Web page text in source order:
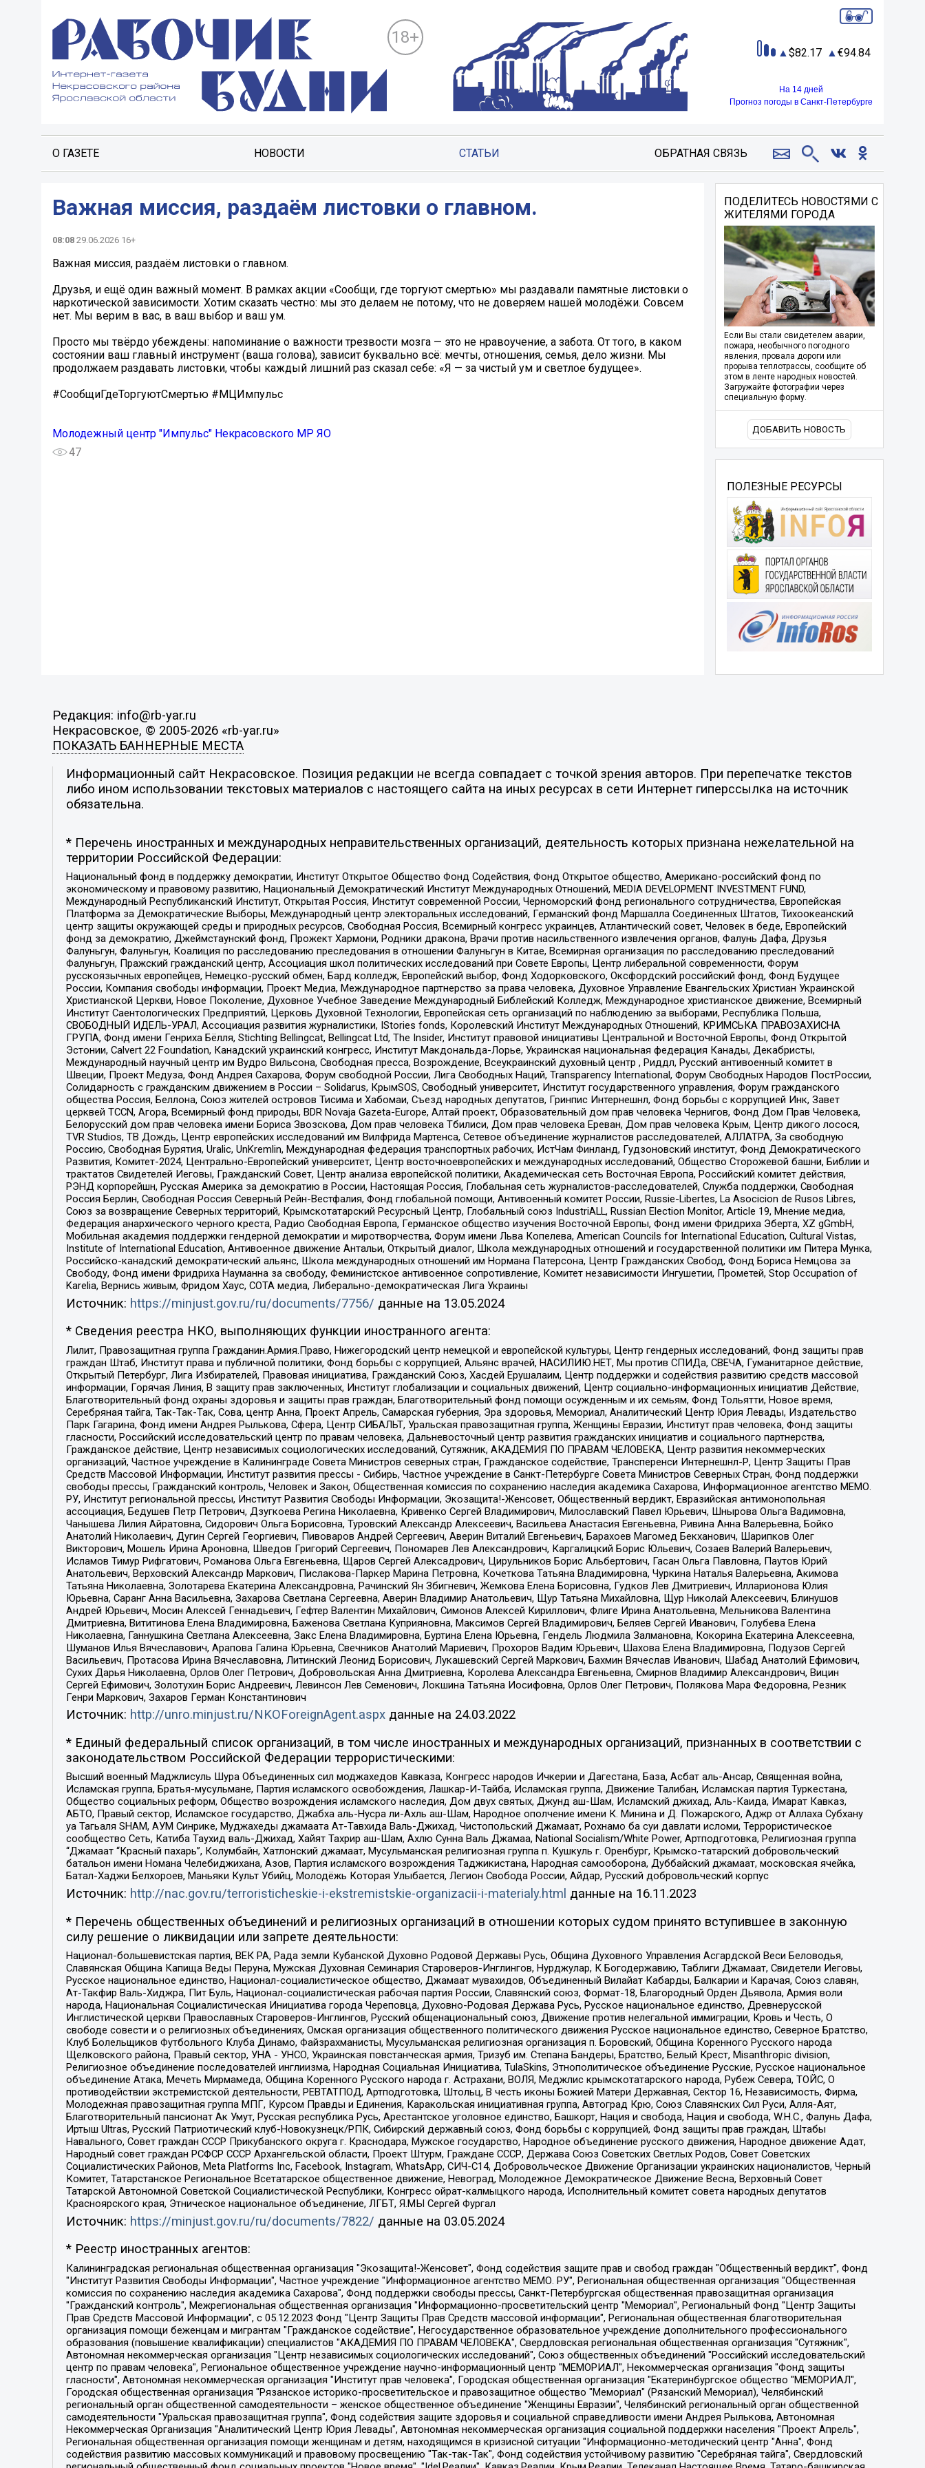
18+
82.17 94.84
На 14 дней
Прогноз погоды в Санкт-Петербурге
О ГАЗЕТЕ НОВОСТИ СТАТЬИ ОБРАТНАЯ СВЯЗЬ
Важная миссия, раздаём листовки о главном.
08:08 29.06.2026 16+
Важная миссия, раздаём листовки о главном.
Друзья, и ещё один важный момент. В рамках акции «Сообщи, где торгуют смертью» мы раздавали памятные листовки о
наркотической зависимости. Хотим сказать честно: мы это делаем не потому, что не доверяем нашей молодёжи. Совсем
нет. Мы верим в вас, в ваш выбор и ваш ум.
Просто мы твёрдо убеждены: напоминание о важности трезвости мозга — это не нравоучение, а забота. От того, в каком
состоянии ваш главный инструмент (ваша голова), зависит буквально всё: мечты, отношения, семья, дело жизни. Мы
продолжаем раздавать листовки, чтобы каждый лишний раз сказал себе: «Я — за чистый ум и светлое будущее».
#СообщиГдеТоргуютСмертью #МЦИмпульс
Молодежный центр "Импульс" Некрасовского МР ЯО
47
ПОДЕЛИТЕСЬ НОВОСТЯМИ С
ЖИТЕЛЯМИ ГОРОДА
Если Вы стали свидетелем аварии,
пожара, необычного погодного
явления, провала дороги или
прорыва теплотрассы, сообщите об
этом в ленте народных новостей.
Загружайте фотографии через
специальную форму.
ДОБАВИТЬ НОВОСТЬ
ПОЛЕЗНЫЕ РЕСУРСЫ
Редакция: info@rb-yar.ru
Некрасовское, © 2005-2026 «rb-yar.ru»
ПОКАЗАТЬ БАННЕРНЫЕ МЕСТА
Информационный сайт Некрасовское. Позиция редакции не всегда совпадает с точкой зрения авторов. При перепечатке текстов
либо ином использовании текстовых материалов с настоящего сайта на иных ресурсах в сети Интернет гиперссылка на источник
обязательна.
* Перечень иностранных и международных неправительственных организаций, деятельность которых признана нежелательной на
территории Российской Федерации:
Национальный фонд в поддержку демократии, Институт Открытое Общество Фонд Содействия, Фонд Открытое общество, Американо-российский фонд по
экономическому и правовому развитию, Национальный Демократический Институт Международных Отношений, MEDIA DEVELOPMENT INVESTMENT FUND,
Международный Республиканский Институт, Открытая Россия, Институт современной России, Черноморский фонд регионального сотрудничества, Европейская
Платформа за Демократические Выборы, Международный центр электоральных исследований, Германский фонд Маршалла Соединенных Штатов, Тихоокеанский
центр защиты окружающей среды и природных ресурсов, Свободная Россия, Всемирный конгресс украинцев, Атлантический совет, Человек в беде, Европейский
фонд за демократию, Джеймстаунский фонд, Прожект Хармони, Родники дракона, Врачи против насильственного извлечения органов, Фалунь Дафа, Друзья
Фалуньгун, Фалуньгун, Коалиция по расследованию преследования в отношении Фалуньгун в Китае, Всемирная организация по расследованию преследований
Фалуньгун, Пражский гражданский центр, Ассоциация школ политических исследований при Совете Европы, Центр либеральной современности, Форум
русскоязычных европейцев, Немецко-русский обмен, Бард колледж, Европейский выбор, Фонд Ходорковского, Оксфордский российский фонд, Фонд Будущее
России, Компания свободы информации, Проект Медиа, Международное партнерство за права человека, Духовное Управление Евангельских Христиан Украинской
Христианской Церкви, Новое Поколение, Духовное Учебное Заведение Международный Библейский Колледж, Международное христианское движение, Всемирный
Институт Саентологических Предприятий, Церковь Духовной Технологии, Европейская сеть организаций по наблюдению за выборами, Республика Польша,
СВОБОДНЫЙ ИДЕЛЬ-УРАЛ, Ассоциация развития журналистики, IStories fonds, Королевский Институт Международных Отношений, КРИМСЬКА ПРАВОЗАХИСНА
ГРУПА, Фонд имени Генриха Бёлля, Stichting Bellingcat, Bellingcat Ltd, The Insider, Институт правовой инициативы Центральной и Восточной Европы, Фонд Открытой
Эстонии, Calvert 22 Foundation, Канадский украинский конгресс, Институт Макдональда-Лорье, Украинская национальная федерация Канады, Декабристы,
Международный научный центр им Вудро Вильсона, Свободная пресса, Возрождение, Всеукраинский духовный центр , Риддл, Русский антивоенный комитет в
Швеции, Проект Медуза, Фонд Андрея Сахарова, Форум свободной России, Лига Свободных Наций, Transparеncy International, Форум Свободных Народов ПостРоссии,
Солидарность с гражданским движением в России – Solidarus, КрымSOS, Свободный университет, Институт государственного управления, Форум гражданского
общества Россия, Беллона, Союз жителей островов Тисима и Хабомаи, Съезд народных депутатов, Гринпис Интернешнл, Фонд борьбы с коррупцией Инк, Завет
церквей TCCN, Агора, Всемирный фонд природы, BDR Novaja Gazeta-Europe, Алтай проект, Образовательный дом прав человека Чернигов, Фонд Дом Прав Человека,
Белорусский дом прав человека имени Бориса Звозскова, Дом прав человека Тбилиси, Дом прав человека Ереван, Дом прав человека Крым, Центр дикого лосося,
TVR Studios, ТВ Дождь, Центр европейских исследований им Вилфрида Мартенса, Сетевое объединение журналистов расследователей, АЛЛАТРА, За свободную
Россию, Свободная Бурятия, Uralic, UnKremlin, Международная федерация транспортных рабочих, ИстЧам Финланд, Гудзоновский институт, Фонд Демократического
Развития, Комитет-2024, Центрально-Европейский университет, Центр восточноевропейских и международных исследований, Общество Сторожевой башни, Библии и
трактатов Свидетелей Иеговы, Гражданский Совет, Центр анализа европейской политики, Академическая сеть Восточная Европа, Российский комитет действия,
РЭНД корпорейшн, Русская Америка за демократию в России, Настоящая Россия, Глобальная сеть журналистов-расследователей, Служба поддержки, Свободная
Россия Берлин, Свободная Россия Северный Рейн-Вестфалия, Фонд глобальной помощи, Антивоенный комитет России, Russie-Libertes, La Asocicion de Rusos Libres,
Союз за возвращение Северных территорий, Крымскотатарский Ресурсный Центр, Глобальный союз IndustriALL, Russian Election Monitor, Article 19, Мнение медиа,
Федерация анархического черного креста, Радио Свободная Европа, Германское общество изучения Восточной Европы, Фонд имени Фридриха Эберта, XZ gGmbH,
Мобильная академия поддержки гендерной демократии и миротворчества, Форум имени Льва Копелева, American Councils for International Education, Cultural Vistas,
Institute of International Education, Антивоенное движение Антальи, Открытый диалог, Школа международных отношений и государственной политики им Питера Мунка,
Российско-канадский демократический альянс, Школа международных отношений им Нормана Патерсона, Центр Гражданских Свобод, Фонд Бориса Немцова за
Свободу, Фонд имени Фридриха Науманна за свободу, Феминистское антивоенное сопротивление, Комитет независимости Ингушетии, Прометей, Stop Occupation of
Karelia, Вернись живым, Фридом Хаус, СОТА медиа, Либерально-демократическая Лига Украины
Источник: https://minjust.gov.ru/ru/documents/7756/ данные на 13.05.2024
* Сведения реестра НКО, выполняющих функции иностранного агента:
Лилит, Правозащитная группа Гражданин.Армия.Право, Нижегородский центр немецкой и европейской культуры, Центр гендерных исследований, Фонд защиты прав
граждан Штаб, Институт права и публичной политики, Фонд борьбы с коррупцией, Альянс врачей, НАСИЛИЮ.НЕТ, Мы против СПИДа, СВЕЧА, Гуманитарное действие,
Открытый Петербург, Лига Избирателей, Правовая инициатива, Гражданский Союз, Хасдей Ерушалаим, Центр поддержки и содействия развитию средств массовой
информации, Горячая Линия, В защиту прав заключенных, Институт глобализации и социальных движений, Центр социально-информационных инициатив Действие,
Благотворительный фонд охраны здоровья и защиты прав граждан, Благотворительный фонд помощи осужденным и их семьям, Фонд Тольятти, Новое время,
Серебряная тайга, Так-Так-Так, Сова, центр Анна, Проект Апрель, Самарская губерния, Эра здоровья, Мемориал, Аналитический Центр Юрия Левады, Издательство
Парк Гагарина, Фонд имени Андрея Рылькова, Сфера, Центр СИБАЛЬТ, Уральская правозащитная группа, Женщины Евразии, Институт прав человека, Фонд защиты
гласности, Российский исследовательский центр по правам человека, Дальневосточный центр развития гражданских инициатив и социального партнерства,
Гражданское действие, Центр независимых социологических исследований, Сутяжник, АКАДЕМИЯ ПО ПРАВАМ ЧЕЛОВЕКА, Центр развития некоммерческих
организаций, Частное учреждение в Калининграде Совета Министров северных стран, Гражданское содействие, Трансперенси Интернешнл-Р, Центр Защиты Прав
Средств Массовой Информации, Институт развития прессы - Сибирь, Частное учреждение в Санкт-Петербурге Совета Министров Северных Стран, Фонд поддержки
свободы прессы, Гражданский контроль, Человек и Закон, Общественная комиссия по сохранению наследия академика Сахарова, Информационное агентство МЕМО.
РУ, Институт региональной прессы, Институт Развития Свободы Информации, Экозащита!-Женсовет, Общественный вердикт, Евразийская антимонопольная
ассоциация, Бедушев Петр Петрович, Дзугкоева Регина Николаевна, Кривенко Сергей Владимирович, Милославский Павел Юрьевич, Шнырова Ольга Вадимовна,
Чанышева Лилия Айратовна, Сидорович Ольга Борисовна, Туровский Александр Алексеевич, Васильева Анастасия Евгеньевна, Ривина Анна Валерьевна, Бойко
Анатолий Николаевич, Дугин Сергей Георгиевич, Пивоваров Андрей Сергеевич, Аверин Виталий Евгеньевич, Барахоев Магомед Бекханович, Шарипков Олег
Викторович, Мошель Ирина Ароновна, Шведов Григорий Сергеевич, Пономарев Лев Александрович, Каргалицкий Борис Юльевич, Созаев Валерий Валерьевич,
Исламов Тимур Рифгатович, Романова Ольга Евгеньевна, Щаров Сергей Алексадрович, Цирульников Борис Альбертович, Гасан Ольга Павловна, Паутов Юрий
Анатольевич, Верховский Александр Маркович, Пислакова-Паркер Марина Петровна, Кочеткова Татьяна Владимировна, Чуркина Наталья Валерьевна, Акимова
Татьяна Николаевна, Золотарева Екатерина Александровна, Рачинский Ян Збигневич, Жемкова Елена Борисовна, Гудков Лев Дмитриевич, Илларионова Юлия
Юрьевна, Саранг Анна Васильевна, Захарова Светлана Сергеевна, Аверин Владимир Анатольевич, Щур Татьяна Михайловна, Щур Николай Алексеевич, Блинушов
Андрей Юрьевич, Мосин Алексей Геннадьевич, Гефтер Валентин Михайлович, Симонов Алексей Кириллович, Флиге Ирина Анатольевна, Мельникова Валентина
Дмитриевна, Вититинова Елена Владимировна, Баженова Светлана Куприяновна, Максимов Сергей Владимирович, Беляев Сергей Иванович, Голубева Елена
Николаевна, Ганнушкина Светлана Алексеевна, Закс Елена Владимировна, Буртина Елена Юрьевна, Гендель Людмила Залмановна, Кокорина Екатерина Алексеевна,
Шуманов Илья Вячеславович, Арапова Галина Юрьевна, Свечников Анатолий Мариевич, Прохоров Вадим Юрьевич, Шахова Елена Владимировна, Подузов Сергей
Васильевич, Протасова Ирина Вячеславовна, Литинский Леонид Борисович, Лукашевский Сергей Маркович, Бахмин Вячеслав Иванович, Шабад Анатолий Ефимович,
Сухих Дарья Николаевна, Орлов Олег Петрович, Добровольская Анна Дмитриевна, Королева Александра Евгеньевна, Смирнов Владимир Александрович, Вицин
Сергей Ефимович, Золотухин Борис Андреевич, Левинсон Лев Семенович, Локшина Татьяна Иосифовна, Орлов Олег Петрович, Полякова Мара Федоровна, Резник
Генри Маркович, Захаров Герман Константинович
Источник: http://unro.minjust.ru/NKOForeignAgent.aspxданные на 24.03.2022
* Единый федеральный список организаций, в том числе иностранных и международных организаций, признанных в соответствии с
законодательством Российской Федерации террористическими:
Высший военный Маджлисуль Шура Объединенных сил моджахедов Кавказа, Конгресс народов Ичкерии и Дагестана, База, Асбат аль-Ансар, Священная война,
Исламская группа, Братья-мусульмане, Партия исламского освобождения, Лашкар-И-Тайба, Исламская группа, Движение Талибан, Исламская партия Туркестана,
Общество социальных реформ, Общество возрождения исламского наследия, Дом двух святых, Джунд аш-Шам, Исламский джихад, Аль-Каида, Имарат Кавказ,
АБТО, Правый сектор, Исламское государство, Джабха аль-Нусра ли-Ахль аш-Шам, Народное ополчение имени К. Минина и Д. Пожарского, Аджр от Аллаха Субхану
уа Тагьаля SHAM, АУМ Синрике, Муджахеды джамаата Ат-Тавхида Валь-Джихад, Чистопольский Джамаат, Рохнамо ба суи давлати исломи, Террористическое
сообщество Сеть, Катиба Таухид валь-Джихад, Хайят Тахрир аш-Шам, Ахлю Сунна Валь Джамаа, National Socialism/White Power, Артподготовка, Религиозная группа
“Джамаат “Красный пахарь”, Колумбайн, Хатлонский джамаат, Мусульманская религиозная группа п. Кушкуль г. Оренбург, Крымско-татарский добровольческий
батальон имени Номана Челебиджихана, Азов, Партия исламского возрождения Таджикистана, Народная самооборона, Дуббайский джамаат, московская ячейка,
Батал-Хаджи Белхороев, Маньяки Культ Убийц, Молодёжь Которая Улыбается, Легион Свобода России, Айдар, Русский добровольческий корпус
Источник: http://nac.gov.ru/terroristicheskie-i-ekstremistskie-organizacii-i-materialy.html данные на 16.11.2023
* Перечень общественных объединений и религиозных организаций в отношении которых судом принято вступившее в законную
силу решение о ликвидации или запрете деятельности:
Национал-большевистская партия, ВЕК РА, Рада земли Кубанской Духовно Родовой Державы Русь, Община Духовного Управления Асгардской Веси Беловодья,
Славянская Община Капища Веды Перуна, Мужская Духовная Семинария Староверов-Инглингов, Нурджулар, К Богодержавию, Таблиги Джамаат, Свидетели Иеговы,
Русское национальное единство, Национал-социалистическое общество, Джамаат мувахидов, Объединенный Вилайат Кабарды, Балкарии и Карачая, Союз славян,
Ат-Такфир Валь-Хиджра, Пит Буль, Национал-социалистическая рабочая партия России, Славянский союз, Формат-18, Благородный Орден Дьявола, Армия воли
народа, Национальная Социалистическая Инициатива города Череповца, Духовно-Родовая Держава Русь, Русское национальное единство, Древнерусской
Инглистической церкви Православных Староверов-Инглингов, Русский общенациональный союз, Движение против нелегальной иммиграции, Кровь и Честь, О
свободе совести и о религиозных объединениях, Омская организация общественного политического движения Русское национальное единство, Северное Братство,
Клуб Болельщиков Футбольного Клуба Динамо, Файзрахманисты, Мусульманская религиозная организация п. Боровский, Община Коренного Русского народа
Щелковского района, Правый сектор, УНА - УНСО, Украинская повстанческая армия, Тризуб им. Степана Бандеры, Братство, Белый Крест, Misanthropic division,
Религиозное объединение последователей инглиизма, Народная Социальная Инициатива, TulaSkins, Этнополитическое объединение Русские, Русское национальное
объединение Атака, Мечеть Мирмамеда, Община Коренного Русского народа г. Астрахани, ВОЛЯ, Меджлис крымскотатарского народа, Рубеж Севера, ТОЙС, О
противодействии экстремистской деятельности, РЕВТАТПОД, Артподготовка, Штольц, В честь иконы Божией Матери Державная, Сектор 16, Независимость, Фирма,
Молодежная правозащитная группа МПГ, Курсом Правды и Единения, Каракольская инициативная группа, Автоград Крю, Союз Славянских Сил Руси, Алля-Аят,
Благотворительный пансионат Ак Умут, Русская республика Русь, Арестантское уголовное единство, Башкорт, Нация и свобода, Нация и свобода, W.H.С., Фалунь Дафа,
Иртыш Ultras, Русский Патриотический клуб-Новокузнецк/РПК, Сибирский державный союз, Фонд борьбы с коррупцией, Фонд защиты прав граждан, Штабы
Навального, Совет граждан СССР Прикубанского округа г. Краснодара, Мужское государство, Народное объединение русского движения, Народное движение Адат,
Народный совет граждан РСФСР СССР Архангельской области, Проект Штурм, Граждане СССР, Держава Союз Советских Светлых Родов, Совет Советских
Социалистических Районов, Meta Platforms Inc, Facebook, Instagram, WhatsApp, СИЧ-С14, Добровольческое Движение Организации украинских националистов, Черный
Комитет, Татарстанское Региональное Всетатарское общественное движение, Невоград, Молодежное Демократическое Движение Весна, Верховный Совет
Татарской Автономной Советской Социалистической Республики, Конгресс ойрат-калмыцкого народа, Исполнительный комитет совета народных депутатов
Красноярского края, Этническое национальное объединение, ЛГБТ, Я.МЫ Сергей Фургал
Источник: https://minjust.gov.ru/ru/documents/7822/ данные на 03.05.2024
* Реестр иностранных агентов:
Калининградская региональная общественная организация "Экозащита!-Женсовет", Фонд содействия защите прав и свобод граждан "Общественный вердикт", Фонд "Институт Развития Свободы Информации", Частное учреждение "Информационное агентство МЕМО. РУ", Региональная общественная организация "Общественная комиссия по сохранению наследия академика Сахарова", Фонд поддержки свободы прессы, Санкт-Петербургская общественная правозащитная организация "Гражданский контроль", Межрегиональная общественная организация "Информационно-просветительский центр "Мемориал", Региональный Фонд "Центр Защиты Прав Средств Массовой Информации", с 05.12.2023 Фонд "Центр Защиты Прав Средств массовой информации", Региональная общественная благотворительная организация помощи беженцам и мигрантам "Гражданское содействие", Негосударственное образовательное учреждение дополнительного профессионального образования (повышение квалификации) специалистов "АКАДЕМИЯ ПО ПРАВАМ ЧЕЛОВЕКА", Свердловская региональная общественная организация "Сутяжник", Автономная некоммерческая организация "Центр независимых социологических исследований", Союз общественных объединений "Российский исследовательский центр по правам человека", Региональное общественное учреждение научно-информационный центр "МЕМОРИАЛ", Некоммерческая организация "Фонд защиты гласности", Автономная некоммерческая организация "Институт прав человека", Городская общественная организация "Екатеринбургское общество "МЕМОРИАЛ", Городская общественная организация "Рязанское историко-просветительское и правозащитное общество "Мемориал" (Рязанский Мемориал), Челябинский региональный орган общественной самодеятельности – женское общественное объединение "Женщины Евразии", Челябинский региональный орган общественной самодеятельности "Уральская правозащитная группа", Фонд содействия защите здоровья и социальной справедливости имени Андрея Рылькова, Автономная Некоммерческая Организация "Аналитический Центр Юрия Левады", Автономная некоммерческая организация социальной поддержки населения "Проект Апрель", Региональная общественная организация помощи женщинам и детям, находящимся в кризисной ситуации "Информационно-методический центр "Анна", Фонд содействия развитию массовых коммуникаций и правовому просвещению "Так-так-Так", Фонд содействия устойчивому развитию "Серебряная тайга", Свердловский региональный общественный фонд социальных проектов "Новое время", "Idel.Реалии", Кавказ.Реалии, Крым.Реалии, Телеканал Настоящее Время, Татаро-башкирская служба Радио Свобода (Azatliq Radiosi), Радио Свободная Европа/Радио Свобода (PCE/PC), "Сибирь.Реалии", "Фактограф", Благотворительный фонд помощи осужденным и их семьям, Автономная некоммерческая организация "Институт глобализации и социальных движений", Фонд "В защиту прав заключенных", Частное учреждение "Центр поддержки и содействия развитию средств массовой информации", Пензенский региональный общественный благотворительный фонд "Гражданский союз", "Север.Реалии", Некоммерческая организация Фонд "Правовая инициатива", Общество с ограниченной ответственностью "Радио Свободная Европа/Радио Свобода", Чешское информационное агентство "MEDIUM-ORIENT", Красноярская региональная общественная организация "Мы против СПИДа", Камалягин Денис Николаевич, Маркелов Сергей Евгеньевич, Пономарев Лев Александрович, Савицкая Людмила Алексеевна, Автономная некоммерческая организация "Центр по работе с проблемой насилия "НАСИЛИЮ.НЕТ", Межрегиональный профессиональный союз работников здравоохранения "Альянс врачей", Юридическое лицо, зарегистрированное в Латвийской Республике, SIA "Medusa Project" (регистрационный номер 40103797863, дата регистрации 10.06.2014), Некоммерческая организация "Фонд по борьбе с коррупцией", Автономная некоммерческая организация "Институт права и публичной политики", Баданин Роман Сергеевич, Гликин Максим Александрович, Железнова Мария Михайловна, Лукьянова Юлия Сергеевна, Маетная Елизавета Витальевна, Маняхин Петр Борисович, Чуракова Ольга Владимировна, Ярош Юлия Петровна, Юридическое лицо "The Insider SIA", зарегистрированное в Риге, Латвийская Республика (дата регистрации 26.06.2015), являющееся администратором доменного имени интернет-издания "The Insider SIA", https://theins.ru, Постернак Алексей Евгеньевич, Рубин Михаил Аркадьевич, Анин Роман Александрович, Юридическое лицо Istories fonds, зарегистрированное в Латвийской Республике (регистрационный номер 50008295751, дата регистрации 24.02.2020), Великовский Дмитрий Александрович, Долинина Ирина Николаевна, Мароховская Алеся Алексеевна, Шлейнов Роман Юрьевич, Шмагун Олеся Валентиновна, Общество с ограниченной ответственностью "Альтаир 2021", Общество с ограниченной ответственностью "Вега 2021", Общество с ограниченной ответственностью "Главный редактор 2021", Общество с ограниченной ответственностью "Ромашки монолит", Важенков Артем Валерьевич, Ивановская областная общественная организация "Центр гендерных исследований", Гурман Юрий Альбертович, Медиапроект "ОВД-Инфо", Егоров Владимир Владимирович, Жилинский Владимир Александрович, Общество с ограниченной ответственностью "ЗП", Иванова София Юрьевна, Карезина Инна Павловна, Кильтау Екатерина Викторовна, Петров Алексей Викторович, Пискунов Сергей Евгеньевич, Смирнов Сергей Сергеевич, Тихонов Михаил Сергеевич, Общество с ограниченной ответственностью "ЖУРНАЛИСТ-ИНОСТРАННЫЙ АГЕНТ", Арапова Галина Юрьевна, Вольтская Татьяна Анатольевна, Американская компания "Mason G.E.S. Anonymous Foundation" (США), являющаяся владельцем интернет-издания https://mnews.world/, Компания "Stichting Bellingcat", зарегистрированная в Нидерландах (дата регистрации 11.07.2018), Захаров Андрей Вячеславович, Клепиковская Екатерина Дмитриевна, Общество с ограниченной ответственностью "МЕМО", Перл Роман Александрович, Симонов Евгений Алексеевич, Соловьева Елена Анатольевна, Сотников Даниил Владимирович, Сурначева Елизавета Дмитриевна, Автономная некоммерческая организация по защите прав человека и информированию населения "Якутия – Наше Мнение", Общество с ограниченной ответственностью "Москоу диджитал медиа", с 26.01.2023 Общество с ограниченной ответственностью "Чайка Белые сады", Ветошкина Валерия Валерьевна, Заговора Максим Александрович, Межрегиональное общественное движение "Российская ЛГБТ - сеть", Оленичев Максим Владимирович, Павлов Иван Юрьевич, Скворцова Елена Сергеевна, Общество с ограниченной ответственностью "Как бы инагент", Кочетков Игорь Викторович, Общество с ограниченной ответственностью "Честные выборы", Еланчик Олег Александрович, Общество с ограниченной ответственностью "Нобелевский призыв", Гималова Регина Эмилевна, Григорьев Андрей Валерьевич, Григорьева Алина Александровна, Ассоциация по содействию защите прав призывников, альтернативнослужащих и военнослужащих "Правозащитная группа "Гражданин.Армия.Право", Хисамова Регина Фаритовна, Автономная некоммерческая организация по реализации социально-правовых программ "Лилит", Дальневосточное общественное движение "Маяк", Санкт-Петербургская ЛГБТ-инициативная группа "Выход", Инициативная группа ЛГБТ+ "Реверс", Алексеев Андрей Викторович, Бекбулатова Таисия Львовна, Беляев Иван Михайлович, Владыкина Елена Сергеевна, Гельман Марат Александрович, Никульшина Вероника Юрьевна, Толоконникова Надежда Андреевна, Шендерович Виктор Анатольевич, Общество с ограниченной ответственностью "Данное сообщение", Общество с ограниченной ответственностью Издательский дом "Новая глава", Айнбиндер Александра Александровна, Московский комьюнити-центр для ЛГБТ+инициатив, Благотворительный фонд развития филантропии, Deutsche Welle (Германия, Kurt-Schumacher-Strasse 3, 53113 Bonn), Борзунова Мария Михайловна, Воробьев Виктор Викторович, Голубева Анна Львовна, Константинова Алла Михайловна, Малкова Ирина Владимировна, Мурадов Мурад Абдулгалимович, Осетинская Елизавета Николаевна, Понасенков Евгений Николаевич, Ганапольский Матвей Юрьевич, Киселев Евгений Алексеевич, Борухович Ирина Григорьевна, Дремин Иван Тимофеевич, Дубровский Дмитрий Викторович, Красноярская региональная общественная организация поддержки и развития альтернативных образовательных технологий и межкультурных коммуникаций "ИНТЕРРА", Маяковская Екатерина Алексеевна, Фейгин Марк Захарович, Филимонов Андрей Викторович, Дзугкоева Регина Николаевна, Доброхотов Роман Александрович, Дудь Юрий Александрович, Елкин Сергей Владимирович, Кругликов Кирилл Игоревич, Сабунаева Мария Леонидовна, Семенов Алексей Владимирович, Шаинян Карен Багратович, Шульман Екатерина Михайловна, Асафьев Артур Валерьевич, Вахштайн Виктор Семенович, Венедиктов Алексей Алексеевич, Лушникова Екатерина Евгеньевна, Волков Леонид Михайлович, Невзоров Александр Глебович, Пархоменко Сергей Борисович, Сироткин Ярослав Николаевич, Кара-Мурза Владимир Владимирович, Баранова Наталья Владимировна, Гозман Леонид Яковлевич, Кагарлицкий Борис Юльевич, Климарев Михаил Валерьевич, Милов Владимир Станиславович, Автономная некоммерческая организация Краснодарский центр современного искусства "Типография", Моргенштерн Алишер Тагирович, Соболь Любовь Эдуардовна, Общество с ограниченной ответственностью "ЛИЗА НОРМ", Каспаров Гарри Кимович, Ходорковский Михаил Борисович, Общество с ограниченной ответственностью "Апрельские тезисы", Данилович Ирина Брониславовна, Кашин Олег Владимирович, Петров Николай Владимирович, Пивоваров Алексей Владимирович, Соколов Михаил Владимирович, Цветкова Юлия Владимировна, Чичваркин Евгений Александрович, Комитет против пыток/Команда против пыток, Общество с ограниченной ответственностью "Первый научный", Общество с ограниченной ответственностью "Вертолет и ко", Белоцерковская Вероника Борисовна, Кац Максим Евгеньевич, Лазарева Татьяна Юрьевна, Шаведдинов Руслан Табризович, Яшин Илья Валерьевич, Общество с ограниченной ответственностью "Иноагент ААВ", Алешковский Дмитрий Петрович, Альбац Евгения Марковна, Быков Дмитрий Львович, Галямина Юлия Евгеньевна, Лойко Сергей Леонидович, Мартынов Кирилл Константинович, Медведев Сергей Александрович, Крашенинников Федор Геннадиевич, Гордеева Катерина Вл